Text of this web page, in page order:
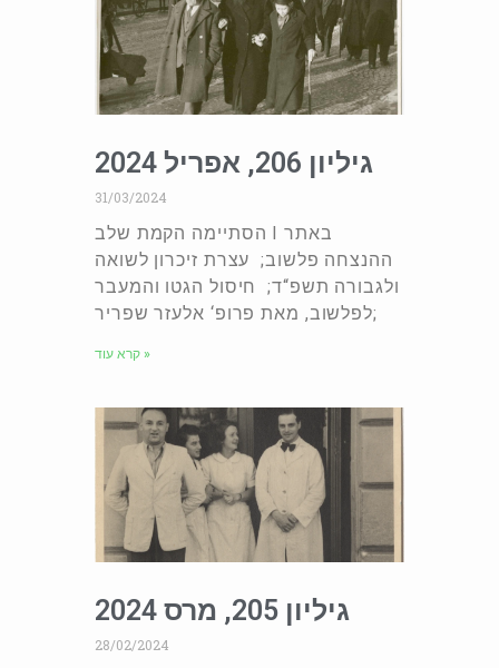
גיליון 206, אפריל 2024
31/03/2024
הסתיימה הקמת שלב I באתר
ההנצחה פלשוב; עצרת זיכרון לשואה
ולגבורה תשפ“ד; חיסול הגטו והמעבר
לפלשוב, מאת פרופ‘ אלעזר שפריר;
קרא עוד »
גיליון 205, מרס 2024
28/02/2024